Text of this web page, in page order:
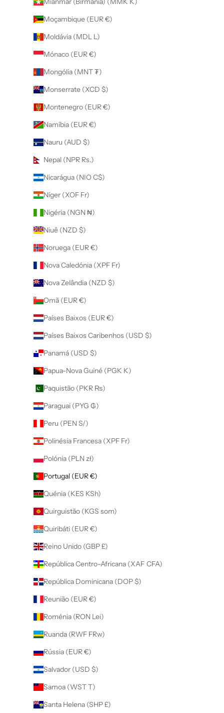
Moçambique (EUR €)
Moldávia (MDL L)
Mónaco (EUR €)
Mongólia (MNT ₮)
Monserrate (XCD $)
Montenegro (EUR €)
Namíbia (EUR €)
Nauru (AUD $)
Nepal (NPR Rs.)
Nicarágua (NIO C$)
Níger (XOF Fr)
Nigéria (NGN ₦)
Niuê (NZD $)
Noruega (EUR €)
Nova Caledónia (XPF Fr)
Nova Zelândia (NZD $)
Omã (EUR €)
Países Baixos (EUR €)
Países Baixos Caribenhos (USD $)
Panamá (USD $)
Papua-Nova Guiné (PGK K)
Paquistão (PKR ₨)
Paraguai (PYG ₲)
Peru (PEN S/)
Polinésia Francesa (XPF Fr)
Polónia (PLN zł)
Portugal (EUR €)
Quénia (KES KSh)
Quirguistão (KGS som)
Quiribáti (EUR €)
Reino Unido (GBP £)
República Centro-Africana (XAF CFA)
República Dominicana (DOP $)
Reunião (EUR €)
Roménia (RON Lei)
Ruanda (RWF FRw)
Rússia (EUR €)
Salvador (USD $)
Samoa (WST T)
Santa Helena (SHP £)